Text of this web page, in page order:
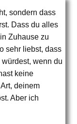
sondern dass
Dass du alles
Zuhause zu
sehr liebst, dass
wenn du
keine
deinem
Aber ich